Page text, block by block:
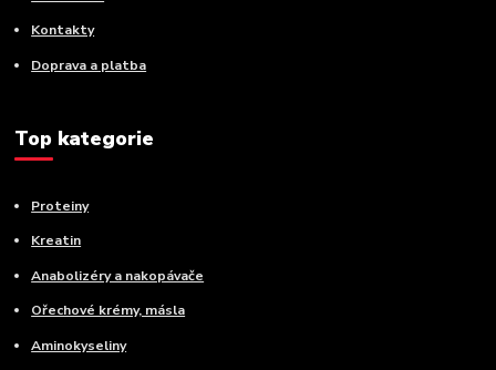
Kontakty
Doprava a platba
Top kategorie
Proteiny
Kreatin
Anabolizéry a nakopávače
Ořechové krémy, másla
Aminokyseliny